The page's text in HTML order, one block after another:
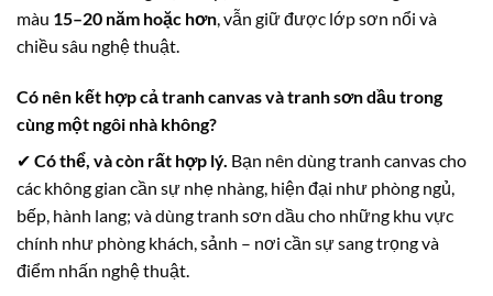
màu 15–20 năm hoặc hơn, vẫn giữ được lớp sơn nổi và
chiều sâu nghệ thuật.
Có nên kết hợp cả tranh canvas và tranh sơn dầu trong
cùng một ngôi nhà không?
✔ Có thể, và còn rất hợp lý. Bạn nên dùng tranh canvas cho
các không gian cần sự nhẹ nhàng, hiện đại như phòng ngủ,
bếp, hành lang; và dùng tranh sơn dầu cho những khu vực
chính như phòng khách, sảnh – nơi cần sự sang trọng và
điểm nhấn nghệ thuật.